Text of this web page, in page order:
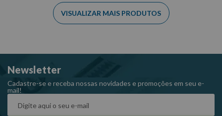
Newsletter
Cadastre-se e receba nossas novidades e promoções em seu e-
mail!